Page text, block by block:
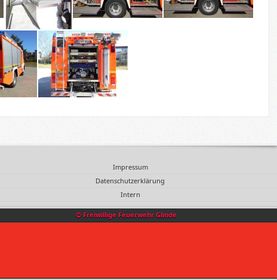
Impressum
Datenschutzerklärung
Intern
© Freiwillige Feuerwehr Glinde